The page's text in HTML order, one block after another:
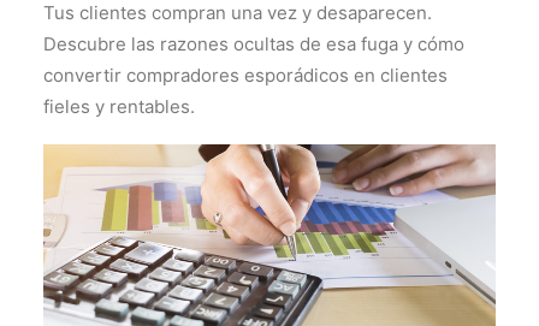
Tus clientes compran una vez y desaparecen.
Descubre las razones ocultas de esa fuga y cómo
convertir compradores esporádicos en clientes
fieles y rentables.